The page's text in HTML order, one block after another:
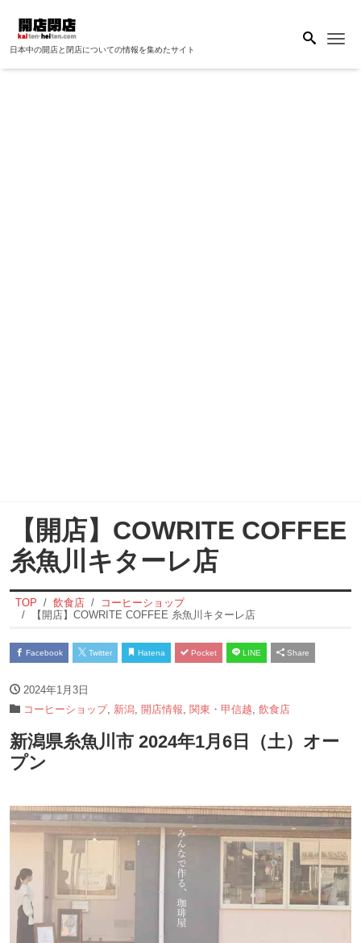
日本中の開店と閉店についての情報を集めたサイト
【開店】COWRITE COFFEE
糸魚川キターレ店
TOP 飲食店
コーヒーショップ
【開店】COWRITE COFFEE 糸魚川キターレ店
Facebook Twitter Hatena Pocket LINE Share
2024年1月3日
コーヒーショップ, 新潟 開店情報 関東・甲信越 飲食店
新潟県糸魚川市 2024年1月6日（土）オー
プン